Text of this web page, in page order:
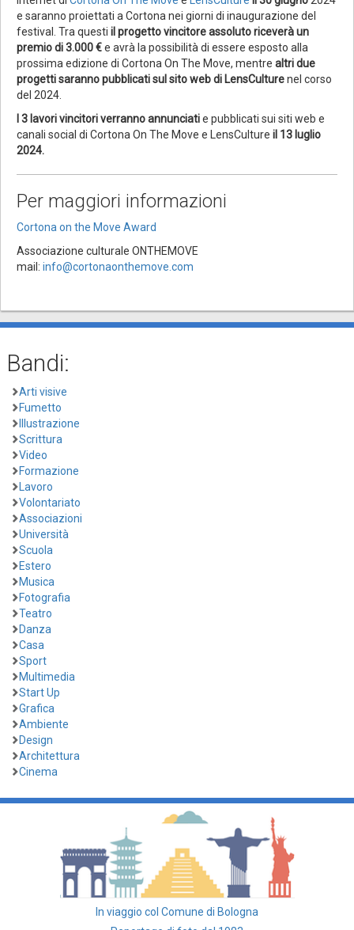
e saranno proiettati a Cortona nei giorni di inaugurazione del
festival. Tra questi il progetto vincitore assoluto riceverà un
premio di 3.000 €e avrà la possibilità di essere esposto alla
prossima edizione di Cortona On The Move, mentre altri due
progetti saranno pubblicati sul sito web di LensCulturenel corso
del 2024.
I 3 lavori vincitori verranno annunciatie pubblicati sui siti web e
canali social di Cortona On The Move e LensCulture il 13 luglio
2024.
Per maggiori informazioni
Cortona on the Move Award
Associazione culturale ONTHEMOVE
mail: info@cortonaonthemove.com
Bandi:
Arti visive
Fumetto
Illustrazione
Scrittura
Video
Formazione
Lavoro
Volontariato
Associazioni
Università
Scuola
Estero
Musica
Fotografia
Teatro
Danza
Casa
Sport
Multimedia
Start Up
Grafica
Ambiente
Design
Architettura
Cinema
In viaggio col Comune di Bologna